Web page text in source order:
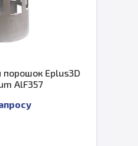
порошок Eplus3D
AlF357